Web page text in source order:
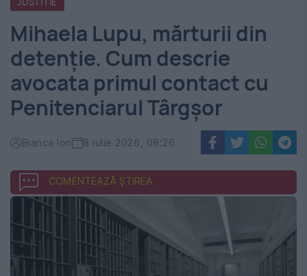
România
-
Evenimentul
Zilei
Mihaela Lupu, mărturii din
detenție. Cum descrie
avocata primul contact cu
Penitenciarul Târgșor
Bianca Ion 8 iulie 2026, 08:26
COMENTEAZĂ ȘTIREA